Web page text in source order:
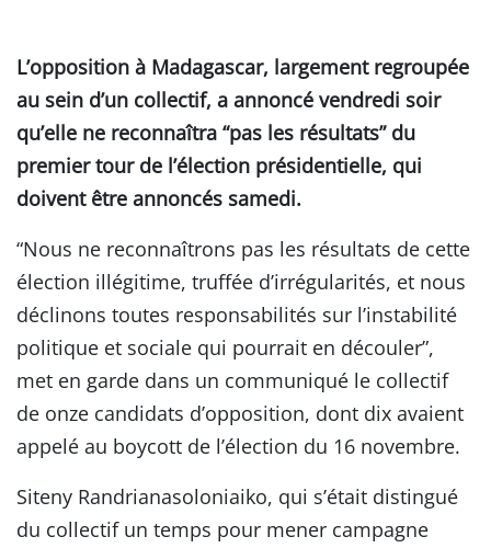
L’opposition à Madagascar, largement regroupée
au sein d’un collectif, a annoncé vendredi soir
qu’elle ne reconnaîtra “pas les résultats” du
premier tour de l’élection présidentielle, qui
doivent être annoncés samedi.
“Nous ne reconnaîtrons pas les résultats de cette
élection illégitime, truffée d’irrégularités, et nous
déclinons toutes responsabilités sur l’instabilité
politique et sociale qui pourrait en découler”,
met en garde dans un communiqué le collectif
de onze candidats d’opposition, dont dix avaient
appelé au boycott de l’élection du 16 novembre.
Siteny Randrianasoloniaiko, qui s’était distingué
du collectif un temps pour mener campagne